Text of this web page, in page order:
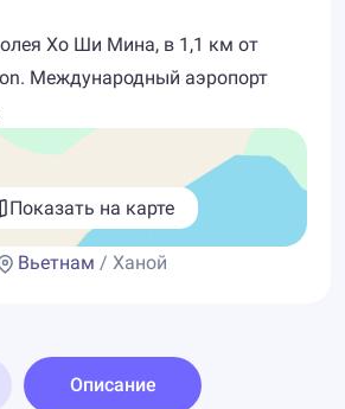
Хо Ши Мина, в 1,1 км от
Международный аэропорт
Показать на карте
Вьетнам / Ханой
Описание